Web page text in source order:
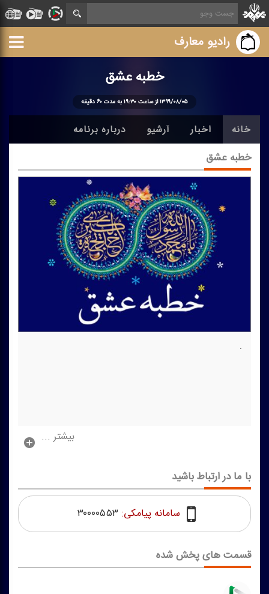
رادیو معارف
خطبه عشق
۱۳۹۹/۰۸/۰۵ از ساعت ۱۹:۳۰ به مدت ۶۰ دقیقه
خانه اخبار آرشیو درباره برنامه
خطبه عشق
.
بیشتر ...
قسمت های پخش شده
با ما در ارتباط باشید
سامانه پیامکی: ۳۰۰۰۰۵۵۳